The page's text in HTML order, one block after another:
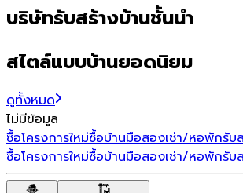
บริษัทรับสร้างบ้านชั้นนำ
สไตล์แบบบ้านยอดนิยม
ดูทั้งหมด
ไม่มีข้อมูล
ซื้อโครงการใหม่ซื้อบ้านมือสองเช่า/หอพักรับ
ซื้อโครงการใหม่ซื้อบ้านมือสองเช่า/หอพักรับ